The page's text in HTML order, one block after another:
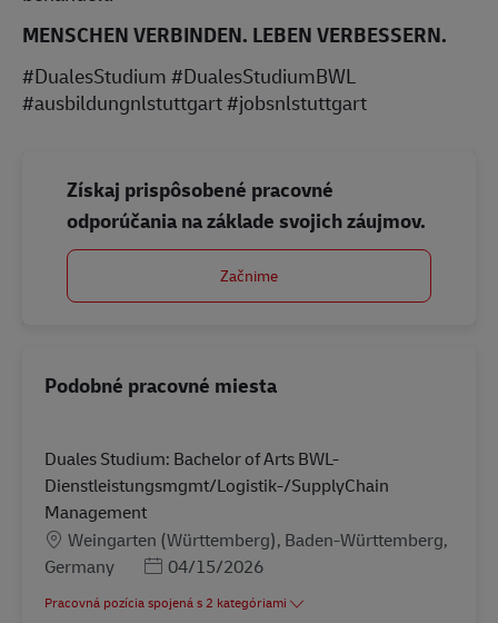
MENSCHEN VERBINDEN. LEBEN VERBESSERN.
#DualesStudium #DualesStudiumBWL
#ausbildungnlstuttgart #jobsnlstuttgart
Získaj prispôsobené pracovné
odporúčania na základe svojich záujmov.
Začnime
Podobné pracovné miesta
Duales Studium: Bachelor of Arts BWL-
Dienstleistungsmgmt/Logistik-/SupplyChain
Management
Miesto
Weingarten (Württemberg), Baden-Württemberg,
Germany
Posted Date
04/15/2026
Pracovná pozícia spojená s 2 kategóriami